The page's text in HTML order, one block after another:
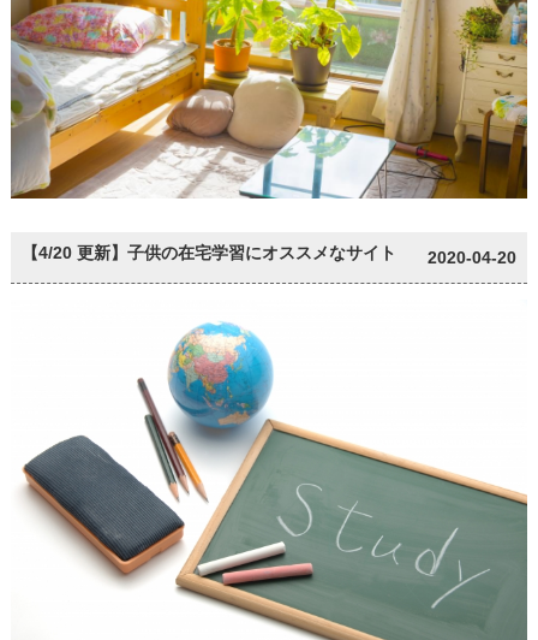
【4/20 更新】子供の在宅学習にオススメなサイト 2020-04-20